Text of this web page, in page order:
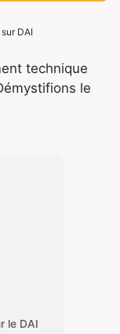
DAI
technique
le
le DAI